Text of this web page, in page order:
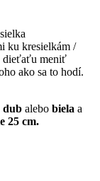
ku kresielkám /
dieťaťu meniť
ako sa to hodí.
dub alebo biela a
25 cm.